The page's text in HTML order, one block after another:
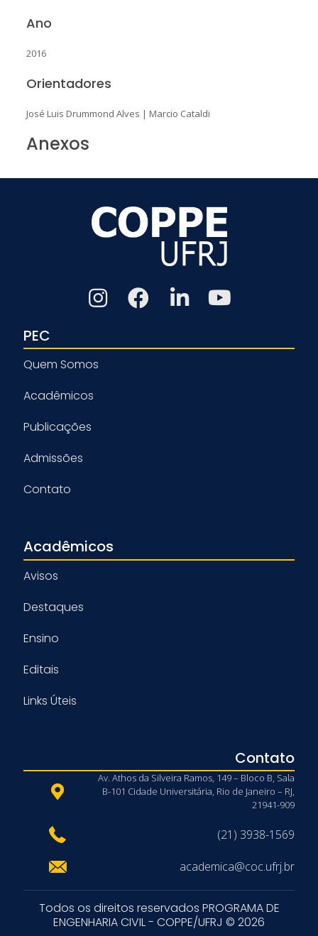
Ano
2016
Orientadores
José Luis Drummond Alves | Marcio Cataldi
Anexos
PEC
Quem Somos
Acadêmicos
Publicações
Admissões
Contato
Acadêmicos
Avisos
Destaques
Ensino
Editais
Links Úteis
Contato
Av. Athos da Silveira Ramos, 149 – Bloco B, Sala
B-101 Cidade Universitária, Rio de Janeiro – RJ,
21941-909
(21) 3938-1569
academica@coc.ufrj.br
Todos os direitos reservados PROGRAMA DE
ENGENHARIA CIVIL - COPPE/UFRJ © 2026